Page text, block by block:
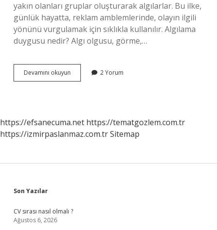
yakın olanları gruplar oluşturarak algılarlar. Bu ilke,
günlük hayatta, reklam amblemlerinde, olayın ilgili
yönünü vurgulamak için sıklıkla kullanılır. Algılama
duygusu nedir? Algı olgusu, görme,…
Devamını okuyun Algılama
Yeteneği
2 Yorum
https://efsanecuma.net https://tematgozlem.com.tr
https://izmirpaslanmaz.com.trSitemap
Sidebar
Son Yazılar
CV sırası nasıl olmalı ?
Ağustos 6, 2026